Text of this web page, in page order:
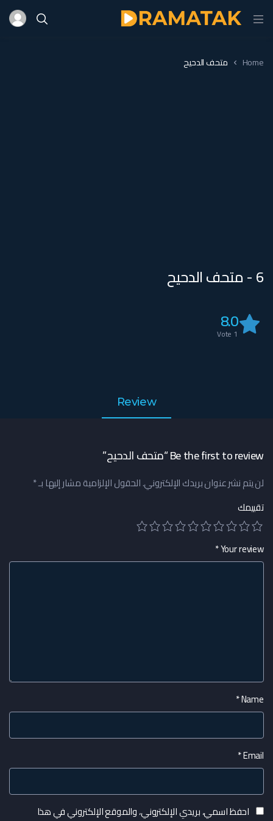
Home متحف الدحيح
6 - متحف الدحيح
8.0
1
Review
Be the first to review “متحف الدحيح”
لن يتم نشر عنوان بريدك الإلكتروني.الحقول الإلزامية مشار إليها بـ*
تقييمك
Your review
*
Name
*
Email
*
احفظ اسمي، بريدي الإلكتروني، والموقع الإلكتروني في هذا